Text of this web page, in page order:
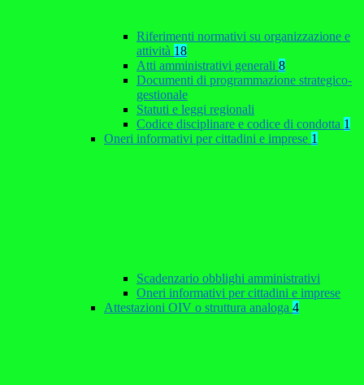
Riferimenti normativi su organizzazione e
attività 18
Atti amministrativi generali 8
Documenti di programmazione strategico-
gestionale
Statuti e leggi regionali
Codice disciplinare e codice di condotta 1
Oneri informativi per cittadini e imprese 1
Scadenzario obblighi amministrativi
Oneri informativi per cittadini e imprese
Attestazioni OIV o struttura analoga 4